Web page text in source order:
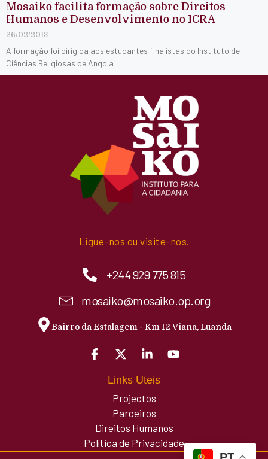
Mosaiko facilita formação sobre Direitos
Humanos e Desenvolvimento no ICRA
26/02/2018
A formação foi dirigida aos estudantes finalistas do Instituto de
Ciências Religiosas de Angola
Ligue-nos ou visite-nos.
+244 929 775 815
mosaiko@mosaiko.op.org
Bairro da Estalagem - Km 12 Viana, Luanda
Links Uteis
Projectos
Parceiros
Direitos Humanos
Política de Privacidade